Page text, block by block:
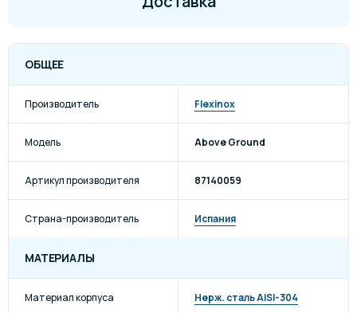
ОБЩЕЕ
Производитель Flexinox
Модель Above Ground
Артикул производителя 87140059
Страна-производитель Испания
МАТЕРИАЛЫ
Материал корпуса Нерж. сталь AISI-304